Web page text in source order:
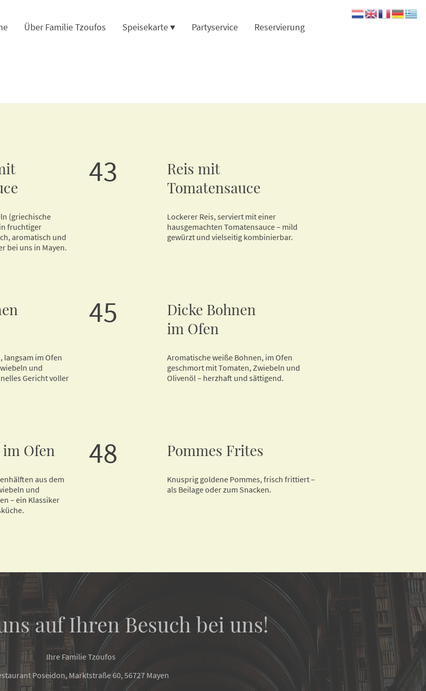
Über Familie Tzoufos Speisekarte Partyservice Reservierung
(griechische
fruchtiger
aromatisch und
bei uns in Mayen.
43
Reis mit
Tomatensauce
Lockerer Reis, serviert mit einer
hausgemachten Tomatensauce – mild
gewürzt und vielseitig kombinierbar.
langsam im Ofen
und
Gericht voller
45
Dicke Bohnen
im Ofen
Aromatische weiße Bohnen, im Ofen
geschmort mit Tomaten, Zwiebeln und
Olivenöl – herzhaft und sättigend.
Ofen
aus dem
und
– ein Klassiker
48 Pommes Frites
Knusprig goldene Pommes, frisch frittiert –
als Beilage oder zum Snacken.
auf Ihren Besuch bei uns!
Ihre Familie Tzoufos
Poseidon, Marktstraße 60, 56727 Mayen